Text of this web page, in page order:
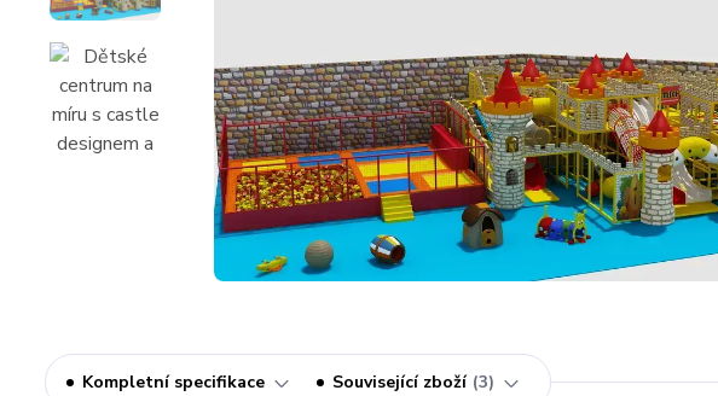
Kompletní specifikace Související zboží 3